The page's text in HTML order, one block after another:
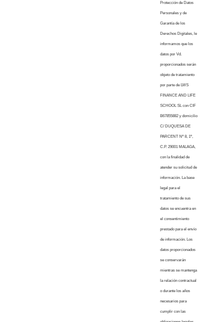
Protección de Datos
Personales y de
Garantía de los
Derechos Digitales, le
informamos que los
datos por Vd.
proporcionados serán
objeto de tratamiento
por parte de LWS
FINANCE AND LIFE
SCHOOL SL con CIF
B67855882 y domicilio
C/ DUQUESA DE
PARCENT Nº 8, 1º,
C.P. 29001 MALAGA,
con la finalidad de
atender su solicitud de
información. La base
legal para el
tratamiento de sus
datos se encuentra en
el consentimiento
prestado para el envío
de información. Los
datos proporcionados
se conservarán
mientras se mantenga
la relación contractual
o durante los años
necesarios para
cumplir con las